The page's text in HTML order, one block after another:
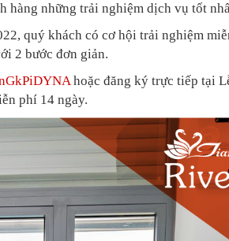
hàng những trải nghiệm dịch vụ tốt
quý khách có cơ hội trải nghiệm
2 bước đơn giản.
hoặc đăng ký trực tiếp tại
phí 14 ngày.